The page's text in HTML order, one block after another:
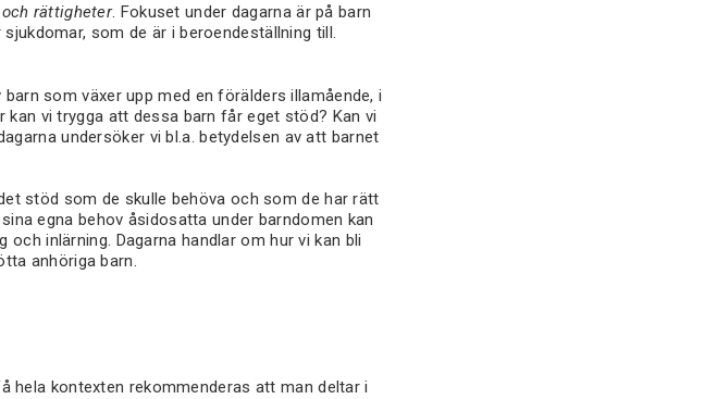
rättigheter. Fokuset under dagarna är på barn
som de är i beroendeställning till.
som växer upp med en förälders illamående, i
vi trygga att dessa barn får eget stöd? Kan vi
undersöker vi bl.a. betydelsen av att barnet
stöd som de skulle behöva och som de har rätt
egna behov åsidosatta under barndomen kan
och inlärning. Dagarna handlar om hur vi kan bli
anhöriga barn.
hela kontexten rekommenderas att man deltar i